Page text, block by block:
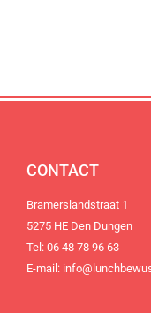
CONTACT
Bramerslandstraat 1
5275 HE Den Dungen
Tel: 06 48 78 96 63
E-mail: